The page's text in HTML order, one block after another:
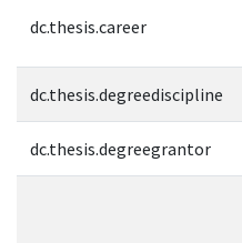
dc.thesis.career
dc.thesis.degreediscipline
dc.thesis.degreegrantor